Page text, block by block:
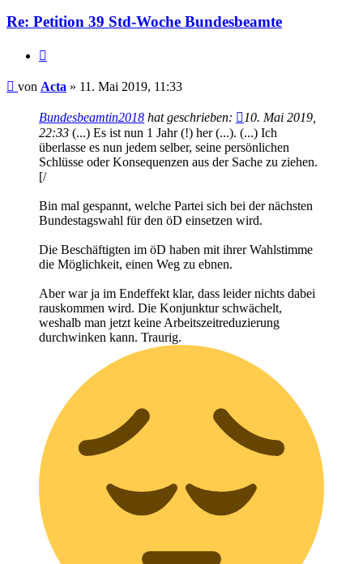
Re: Petition 39 Std-Woche Bundesbeamte
Beitrag
von Acta » 11. Mai 2019, 11:33
Bundesbeamtin2018 hat geschrieben:
10. Mai 2019,
22:33 (...) Es ist nun 1 Jahr (!) her (...). (...) Ich
überlasse es nun jedem selber, seine persönlichen
Schlüsse oder Konsequenzen aus der Sache zu ziehen.
[/
Bin mal gespannt, welche Partei sich bei der nächsten
Bundestagswahl für den öD einsetzen wird.
Die Beschäftigten im öD haben mit ihrer Wahlstimme
die Möglichkeit, einen Weg zu ebnen.
Aber war ja im Endeffekt klar, dass leider nichts dabei
rauskommen wird. Die Konjunktur schwächelt,
weshalb man jetzt keine Arbeitszeitreduzierung
durchwinken kann. Traurig.